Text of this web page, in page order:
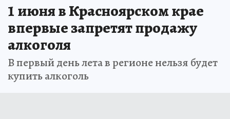
1 июня в Красноярском крае
впервые запретят продажу
алкоголя
В первый день лета в регионе нельзя будет
купить алкоголь